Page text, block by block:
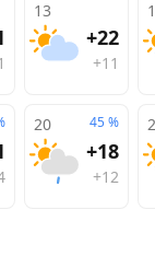
13
+22
+11
20 45%
+18
+12